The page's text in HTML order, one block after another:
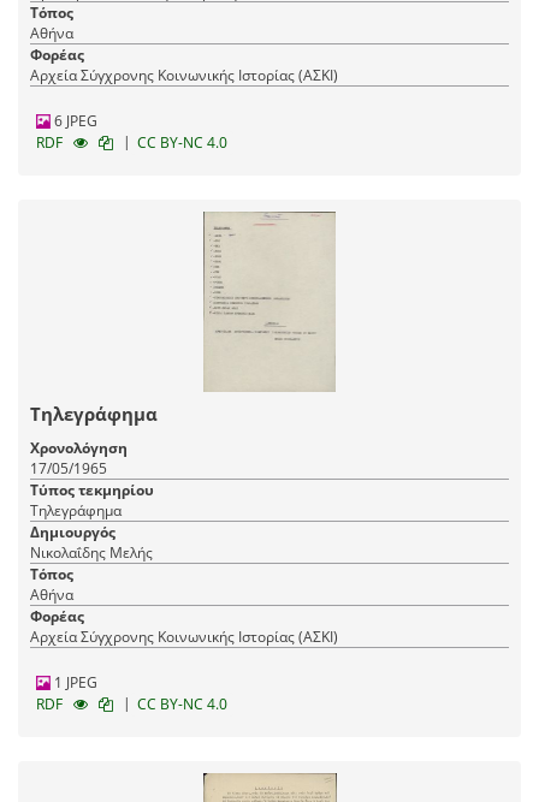
Τόπος
Αθήνα
Φορέας
Αρχεία Σύγχρονης Κοινωνικής Ιστορίας (ΑΣΚΙ)
6 JPEG
RDF
| CC BY-NC 4.0
Τηλεγράφημα
Χρονολόγηση
17/05/1965
Τύπος τεκμηρίου
Τηλεγράφημα
Δημιουργός
Νικολαΐδης Μελής
Τόπος
Αθήνα
Φορέας
Αρχεία Σύγχρονης Κοινωνικής Ιστορίας (ΑΣΚΙ)
1 JPEG
RDF
| CC BY-NC 4.0